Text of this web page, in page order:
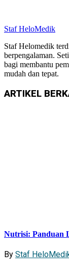
Staf HeloMedik
Staf Helomedik
berpengalaman.
bagi membantu
mudah dan tepat.
ARTIKEL
Nutrisi: Panduan
By Staf